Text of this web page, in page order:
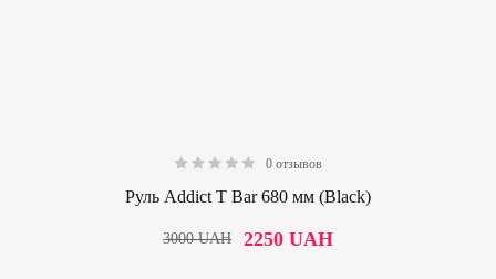
0 отзывов
Руль Addict T Bar 680 мм (Black)
2250UAH
3000UAH